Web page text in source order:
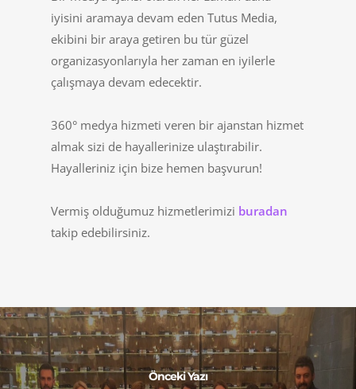
iyisini aramaya devam eden Tutus Media,
ekibini bir araya getiren bu tür güzel
organizasyonlarıyla her zaman en iyilerle
çalışmaya devam edecektir.
360° medya hizmeti veren bir ajanstan hizmet
almak sizi de hayallerinize ulaştırabilir.
Hayalleriniz için bize hemen başvurun!
Vermiş olduğumuz hizmetlerimizi buradan
takip edebilirsiniz.
Önceki Yazı